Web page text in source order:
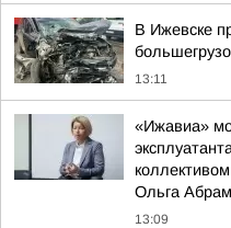
В Ижевске
13:11
«Ижавиа»
Ольга
13:09